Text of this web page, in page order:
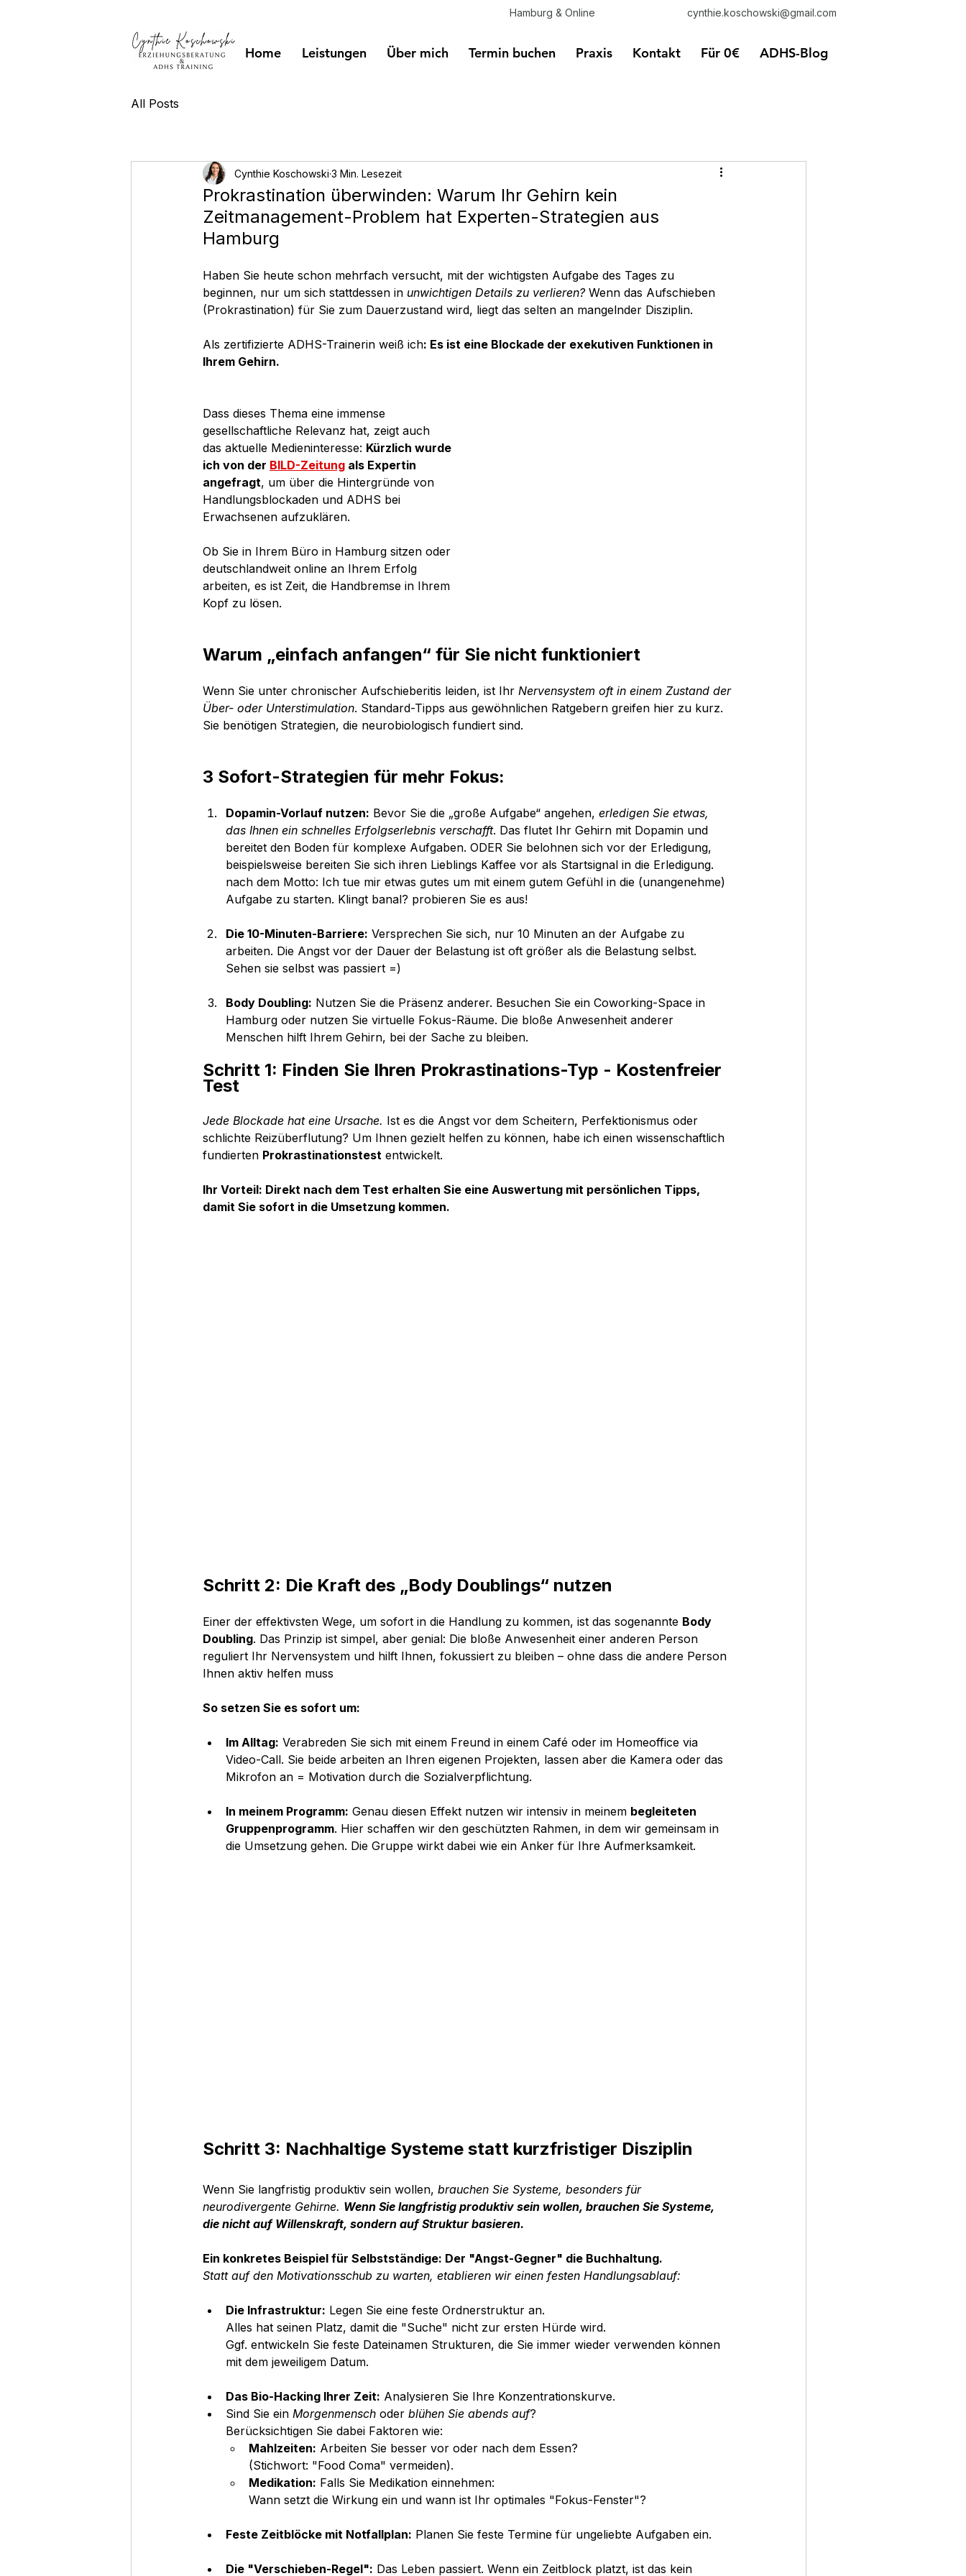
Hamburg & Online cynthie.koschowski@gmail.com
Home Leistungen Über mich Termin buchen Praxis Kontakt Für 0€ ADHS-Blog
All Posts
Prokrastination überwinden: Warum Ihr Gehirn kein
Zeitmanagement-Problem hat Experten-Strategien aus
Hamburg
Cynthie Koschowski 3 Min. Lesezeit
Haben Sie heute schon mehrfach versucht, mit der wichtigsten Aufgabe des Tages zu
beginnen, nur um sich stattdessen in unwichtigen Details zu verlieren? Wenn das Aufschieben
(Prokrastination) für Sie zum Dauerzustand wird, liegt das selten an mangelnder Disziplin.
Als zertifizierte ADHS-Trainerin weiß ich: Es ist eine Blockade der exekutiven Funktionen in
Ihrem Gehirn.
Dass dieses Thema eine immense
gesellschaftliche Relevanz hat, zeigt auch
das aktuelle Medieninteresse: Kürzlich wurde
ich von der BILD-Zeitung als Expertin
angefragt, um über die Hintergründe von
Handlungsblockaden und ADHS bei
Erwachsenen aufzuklären.
Ob Sie in Ihrem Büro in Hamburg sitzen oder
deutschlandweit online an Ihrem Erfolg
arbeiten, es ist Zeit, die Handbremse in Ihrem
Kopf zu lösen.
Warum „einfach anfangen“ für Sie nicht funktioniert
Wenn Sie unter chronischer Aufschieberitis leiden, ist Ihr Nervensystem oft in einem Zustand der
Über- oder Unterstimulation. Standard-Tipps aus gewöhnlichen Ratgebern greifen hier zu kurz.
Sie benötigen Strategien, die neurobiologisch fundiert sind.
3 Sofort-Strategien für mehr Fokus:
Dopamin-Vorlauf nutzen: Bevor Sie die „große Aufgabe“ angehen, erledigen Sie etwas,
das Ihnen ein schnelles Erfolgserlebnis verschafft. Das flutet Ihr Gehirn mit Dopamin und
bereitet den Boden für komplexe Aufgaben. ODER Sie belohnen sich vor der Erledigung,
beispielsweise bereiten Sie sich ihren Lieblings Kaffee vor als Startsignal in die Erledigung.
nach dem Motto: Ich tue mir etwas gutes um mit einem gutem Gefühl in die (unangenehme)
Aufgabe zu starten. Klingt banal? probieren Sie es aus!
Die 10-Minuten-Barriere: Versprechen Sie sich, nur 10 Minuten an der Aufgabe zu
arbeiten. Die Angst vor der Dauer der Belastung ist oft größer als die Belastung selbst.
Sehen sie selbst was passiert =)
Body Doubling: Nutzen Sie die Präsenz anderer. Besuchen Sie ein Coworking-Space in
Hamburg oder nutzen Sie virtuelle Fokus-Räume. Die bloße Anwesenheit anderer
Menschen hilft Ihrem Gehirn, bei der Sache zu bleiben.
Schritt 1: Finden Sie Ihren Prokrastinations-Typ - Kostenfreier
Test
Jede Blockade hat eine Ursache. Ist es die Angst vor dem Scheitern, Perfektionismus oder
schlichte Reizüberflutung? Um Ihnen gezielt helfen zu können, habe ich einen wissenschaftlich
fundierten Prokrastinationstest entwickelt.
Ihr Vorteil: Direkt nach dem Test erhalten Sie eine Auswertung mit persönlichen Tipps,
damit Sie sofort in die Umsetzung kommen.
Schritt 2: Die Kraft des „Body Doublings“ nutzen
Einer der effektivsten Wege, um sofort in die Handlung zu kommen, ist das sogenannte Body
Doubling. Das Prinzip ist simpel, aber genial: Die bloße Anwesenheit einer anderen Person
reguliert Ihr Nervensystem und hilft Ihnen, fokussiert zu bleiben – ohne dass die andere Person
Ihnen aktiv helfen muss
So setzen Sie es sofort um:
Im Alltag: Verabreden Sie sich mit einem Freund in einem Café oder im Homeoffice via
Video-Call. Sie beide arbeiten an Ihren eigenen Projekten, lassen aber die Kamera oder das
Mikrofon an = Motivation durch die Sozialverpflichtung.
In meinem Programm: Genau diesen Effekt nutzen wir intensiv in meinem begleiteten
Gruppenprogramm. Hier schaffen wir den geschützten Rahmen, in dem wir gemeinsam in
die Umsetzung gehen. Die Gruppe wirkt dabei wie ein Anker für Ihre Aufmerksamkeit.
Schritt 3: Nachhaltige Systeme statt kurzfristiger Disziplin
Wenn Sie langfristig produktiv sein wollen, brauchen Sie Systeme, besonders für
neurodivergente Gehirne. Wenn Sie langfristig produktiv sein wollen, brauchen Sie Systeme,
die nicht auf Willenskraft, sondern auf Struktur basieren.
Ein konkretes Beispiel für Selbstständige: Der "Angst-Gegner" die Buchhaltung.
Statt auf den Motivationsschub zu warten, etablieren wir einen festen Handlungsablauf:
Die Infrastruktur: Legen Sie eine feste Ordnerstruktur an.
Alles hat seinen Platz, damit die "Suche" nicht zur ersten Hürde wird.
Ggf. entwickeln Sie feste Dateinamen Strukturen, die Sie immer wieder verwenden können
mit dem jeweiligem Datum.
Das Bio-Hacking Ihrer Zeit: Analysieren Sie Ihre Konzentrationskurve.
Sind Sie ein Morgenmensch oder blühen Sie abends auf?
Berücksichtigen Sie dabei Faktoren wie:
Mahlzeiten: Arbeiten Sie besser vor oder nach dem Essen?
(Stichwort: "Food Coma" vermeiden).
Medikation: Falls Sie Medikation einnehmen:
Wann setzt die Wirkung ein und wann ist Ihr optimales "Fokus-Fenster"?
Feste Zeitblöcke mit Notfallplan: Planen Sie feste Termine für ungeliebte Aufgaben ein.
Die "Verschieben-Regel": Das Leben passiert. Wenn ein Zeitblock platzt, ist das kein